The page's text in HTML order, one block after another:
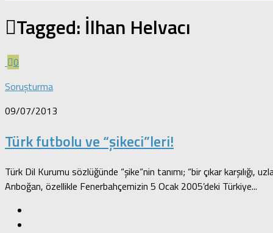
Tagged: İlhan Helvacı
0
Soruşturma
09/07/2013
Türk futbolu ve “şikeci”leri!
Türk Dil Kurumu sözlüğünde “şike“nin tanımı; “bir çıkar
Arıboğan, özellikle Fenerbahçemizin 5 Ocak 2005’deki Türkiye...